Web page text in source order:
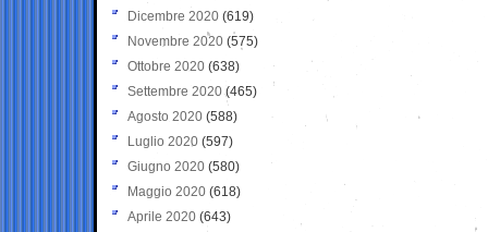
Dicembre 2020 (619)
Novembre 2020 (575)
Ottobre 2020 (638)
Settembre 2020(465)
Agosto 2020 (588)
Luglio 2020 (597)
Giugno 2020 (580)
Maggio 2020 (618)
Aprile 2020 (643)